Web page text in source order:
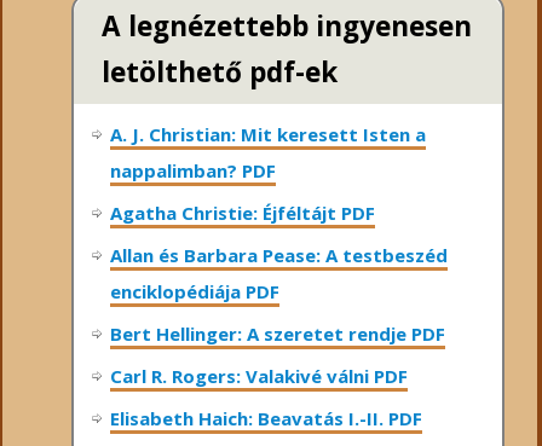
A legnézettebb ingyenesen
letölthető pdf-ek
A. J. Christian: Mit keresett Isten a
nappalimban? PDF
Agatha Christie: Éjféltájt PDF
Allan és Barbara Pease: A testbeszéd
enciklopédiája PDF
Bert Hellinger: A ​szeretet rendje PDF
Carl R. Rogers: Valakivé válni PDF
Elisabeth Haich: Beavatás I.-II. PDF